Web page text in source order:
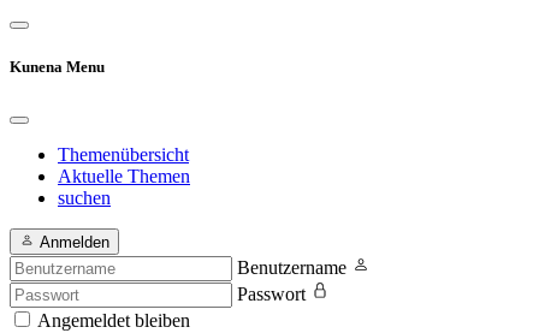
Kunena Menu
Themenübersicht
Aktuelle Themen
suchen
Anmelden
Benutzername
Passwort
Angemeldet bleiben